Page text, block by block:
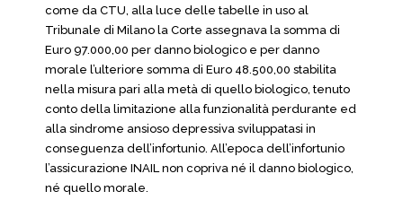
come da CTU, alla luce delle tabelle in uso al
Tribunale di Milano la Corte assegnava la somma di
Euro 97.000,00 per danno biologico e per danno
morale l’ulteriore somma di Euro 48.500,00 stabilita
nella misura pari alla metà di quello biologico, tenuto
conto della limitazione alla funzionalità perdurante ed
alla sindrome ansioso depressiva sviluppatasi in
conseguenza dell’infortunio. All’epoca dell’infortunio
l’assicurazione INAIL non copriva né il danno biologico,
né quello morale.